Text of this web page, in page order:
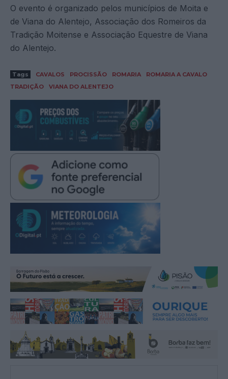
O evento é organizado pelos municípios de Moita e
de Viana do Alentejo, Associação dos Romeiros da
Tradição Moitense e Associação Equestre de Viana
do Alentejo.
Tags CAVALOS PROCISSÃO ROMARIA
ROMARIA A CAVALO
TRADIÇÃO
VIANA DO ALENTEJO